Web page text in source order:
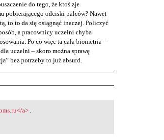
do tego, że ktoś zje
pobierającego odciski palców? Nawet
to to da się osiągnąć inaczej. Policzyć
a pracownicy uczelni chyba
Po co więc ta cała biometria –
uczelni – skoro można sprawę
bez potrzeby to już absurd.
a>